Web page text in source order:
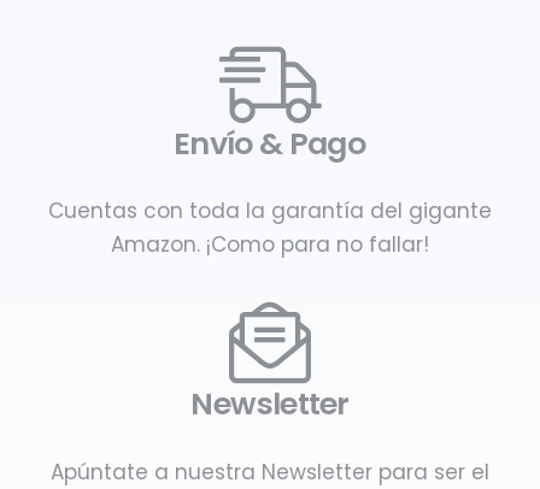
Envío & Pago
Cuentas con toda la garantía del gigante
Amazon. ¡Como para no fallar!
Newsletter
Apúntate a nuestra Newsletter para ser el